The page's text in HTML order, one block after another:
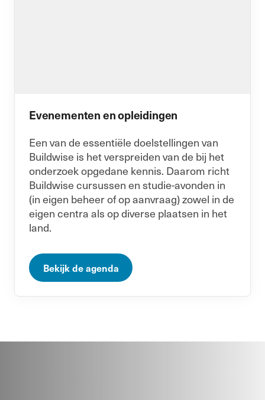
Evenementen en opleidingen
Een van de essentiële doelstellingen van
Buildwise is het verspreiden van de bij het
onderzoek opgedane kennis. Daarom richt
Buildwise cursussen en studie-avonden in
(in eigen beheer of op aanvraag) zowel in de
eigen centra als op diverse plaatsen in het
land.
Bekijk de agenda